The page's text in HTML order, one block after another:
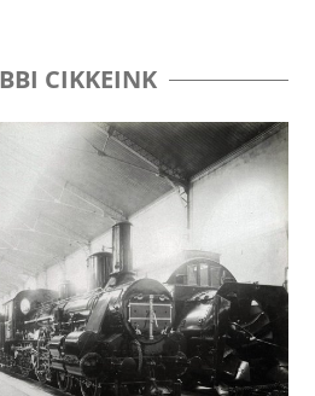
CIKKEINK